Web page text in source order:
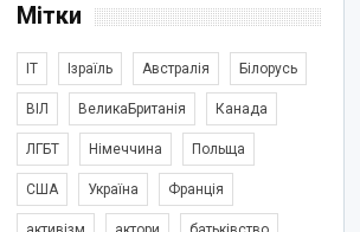
Мітки
IT Ізраїль Австралія Білорусь
ВІЛ ВеликаБританія Канада
ЛГБТ Німеччина Польща
США Україна Франція